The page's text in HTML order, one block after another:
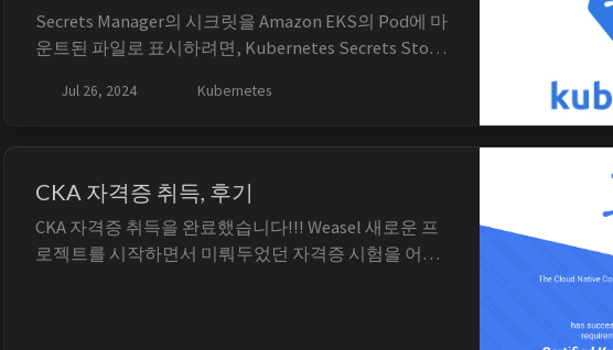
Secrets Manager의 시크릿을 Amazon EKS의 Pod에 마
운트된 파일로 표시하려면, Kubernetes Secrets Store
Provider(ASCP)를 사용해야 합니다. 해당 기능은
Jul 26, 2024 Kubernetes
CKA 자격증 취득, 후기
CKA 자격증 취득을 완료했습니다!!! Weasel 새로운 프
로젝트를 시작하면서 미뤄두었던 자격증 시험을 어제